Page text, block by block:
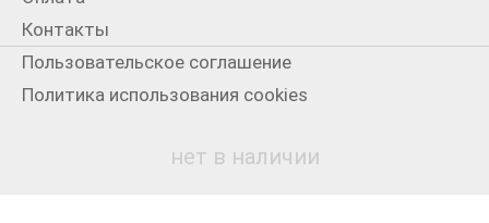
нет в наличии
Контакты
Пользовательское соглашение
Политика использования cookies